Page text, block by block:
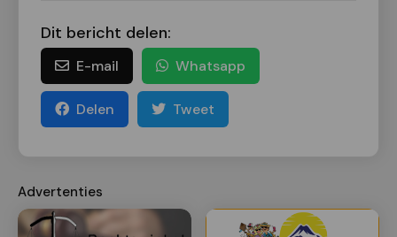
Dit bericht delen:
E-mail Whatsapp
Delen Tweet
Advertenties